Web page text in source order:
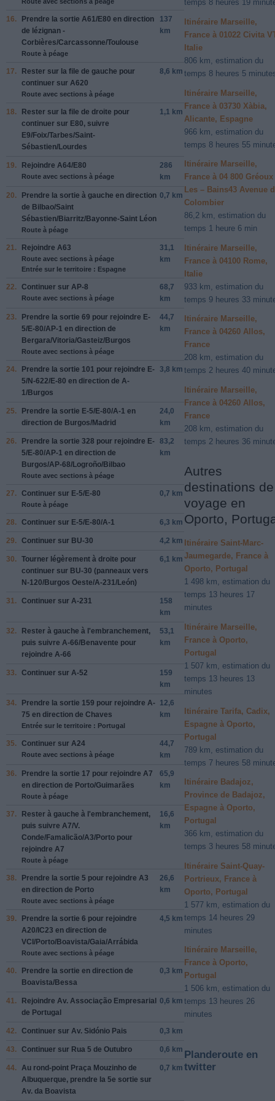
16. Prendre la sortie A61/E80 en direction
de lézignan -
Corbières/Carcassonne/Toulouse
Route à péage
137
km
17. Rester sur la file de gauche pour
continuer sur A620
Route avec sections à péage
8,6 km
18. Rester sur la file de droite pour
continuer sur E80, suivre
E9/Foix/Tarbes/Saint-
Sébastien/Lourdes
1,1 km
19. Rejoindre A64/E80
Route avec sections à péage
286
km
20. Prendre la sortie à gauche en direction
de Bilbao/Saint
Sébastien/Biarritz/Bayonne-Saint Léon
Route à péage
0,7 km
21. Rejoindre A63
Route avec sections à péage
Entrée sur le territoire : Espagne
31,1
km
22. Continuer sur AP-8
Route avec sections à péage
68,7
km
23. Prendre la sortie 69 pour rejoindre E-
5/E-80/AP-1 en direction de
Bergara/Vitoria/Gasteiz/Burgos
Route avec sections à péage
44,7
km
24. Prendre la sortie 101 pour rejoindre E-
5/N-622/E-80 en direction de A-
1/Burgos
3,8 km
25. Prendre la sortie E-5/E-80/A-1 en
direction de Burgos/Madrid
24,0
km
26. Prendre la sortie 328 pour rejoindre E-
5/E-80/AP-1 en direction de
Burgos/AP-68/Logroño/Bilbao
Route avec sections à péage
83,2
km
27. Continuer sur E-5/E-80
Route à péage
0,7 km
28. Continuer sur E-5/E-80/A-1 6,3 km
29. Continuer sur BU-30 4,2 km
30. Tourner légèrement à droite pour
continuer sur BU-30 (panneaux vers
N-120/Burgos Oeste/A-231/León)
6,1 km
31. Continuer sur A-231
158
km
32. Rester à gauche à l'embranchement,
puis suivre A-66/Benavente pour
rejoindre A-66
53,1
km
33. Continuer sur A-52
159
km
34. Prendre la sortie 159 pour rejoindre A-
75 en direction de Chaves
Entrée sur le territoire : Portugal
12,6
km
35. Continuer sur A24
Route avec sections à péage
44,7
km
36. Prendre la sortie 17 pour rejoindre A7
en direction de Porto/Guimarães
Route à péage
65,9
km
37. Rester à gauche à l'embranchement,
puis suivre A7/V.
Conde/Famalicão/A3/Porto pour
rejoindre A7
Route à péage
16,6
km
38. Prendre la sortie 5 pour rejoindre A3
en direction de Porto
Route avec sections à péage
26,6
km
39. Prendre la sortie 6 pour rejoindre
A20/IC23 en direction de
VCI/Porto/Boavista/Gaia/Arrábida
Route avec sections à péage
4,5 km
40.
Prendre la sortie en direction de
Boavista/Bessa
0,3 km
41. Rejoindre Av. Associação Empresarial
de Portugal
0,6 km
42. Continuer sur Av. Sidónio Pais 0,3 km
43. Continuer sur Rua 5 de Outubro 0,6 km
44. Au rond-point Praça Mouzinho de
Albuquerque, prendre la 5e sortie sur
Av. da Boavista
0,7 km
temps 8 heures 19
Itinéraire Marseille,
France à 01022 Civita
Italie
806 km, estimation du
temps 8 heures 5
Itinéraire Marseille,
France à 03730 Xàbia,
Alicante, Espagne
966 km, estimation du
temps 8 heures 55
Itinéraire Marseille,
France à 04 800 Gréoux
Les – Bains43 Avenue
Colombier
86,2 km, estimation du
temps 1 heure 6 min
Itinéraire Marseille,
France à 04100 Rome,
Italie
933 km, estimation du
temps 9 heures 33
Itinéraire Marseille,
France à 04260 Allos,
France
208 km, estimation du
temps 2 heures 40
Itinéraire Marseille,
France à 04260 Allos,
France
208 km, estimation du
temps 2 heures 36
Autres
destinations de
voyage en
Oporto,
Itinéraire Saint-Marc-
Jaumegarde, France à
Oporto, Portugal
1 498 km, estimation du
temps 13 heures 17
minutes
Itinéraire Marseille,
France à Oporto,
Portugal
1 507 km, estimation du
temps 13 heures 13
minutes
Itinéraire Tarifa, Cadix,
Espagne à Oporto,
Portugal
789 km, estimation du
temps 7 heures 58
Itinéraire Badajoz,
Province de Badajoz,
Espagne à Oporto,
Portugal
366 km, estimation du
temps 3 heures 58
Itinéraire Saint-Quay-
Portrieux, France à
Oporto, Portugal
1 577 km, estimation du
temps 14 heures 29
minutes
Itinéraire Marseille,
France à Oporto,
Portugal
1 506 km, estimation du
temps 13 heures 26
minutes
Planderoute en
twitter